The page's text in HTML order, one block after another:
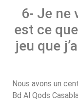
6- Je ne
est ce
jeu que
Nous avons un
Bd Al Qods